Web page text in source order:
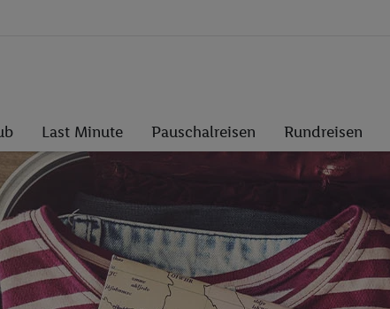
Last Minute Pauschalreisen Rundreisen